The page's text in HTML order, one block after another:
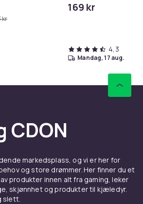
kr
169 kr
4,3
mandag, 17 aug.
CDON
markedsplass, og vi er her for
og store drømmer. Her finner du et
produkter innen alt fra gaming, leker
skjønnhet og produkter til kjæledyr.
slett.